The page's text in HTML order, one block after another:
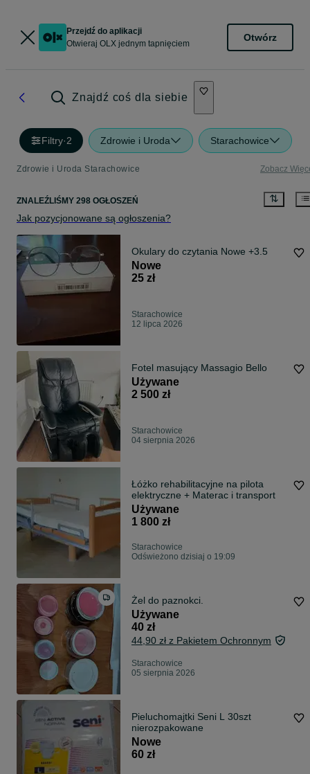
Przejdź do aplikacji
Otwieraj OLX jednym tapnięciem
Otwórz
Znajdź coś dla siebie
Filtry·2 Zdrowie i Uroda Starachowice
Zdrowie i Uroda Starachowice Zobacz
ZNALEŹLIŚMY 298 OGŁOSZEŃ
Jak pozycjonowane są ogłoszenia?
Okulary do czytania Nowe +3.5
Nowe
25 zł
Starachowice
12 lipca 2026
Fotel masujący Massagio Bello
Używane
2 500 zł
Starachowice
04 sierpnia 2026
Łóżko rehabilitacyjne na pilota
elektryczne + Materac i transport
Używane
1 800 zł
Starachowice
Odświeżono dzisiaj o 19:09
Żel do paznokci.
Używane
40 zł
44,90 zł z Pakietem Ochronnym
Starachowice
05 sierpnia 2026
Pieluchomajtki Seni L 30szt
nierozpakowane
Nowe
60 zł